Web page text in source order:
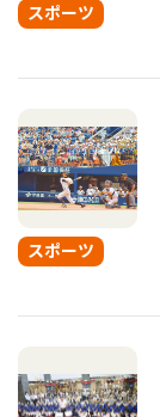
スポーツ
スポーツ